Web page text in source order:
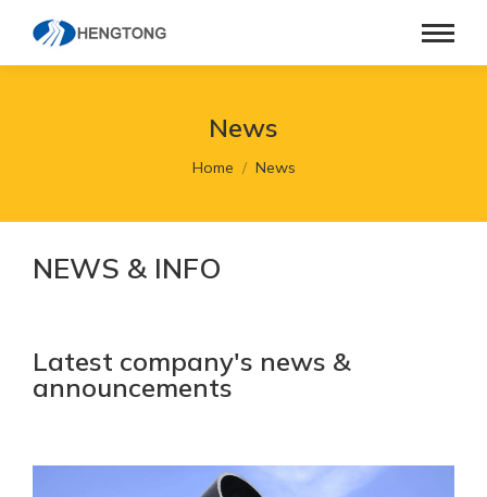
News
You are here:
Home News
NEWS & INFO
Latest company's news &
announcements